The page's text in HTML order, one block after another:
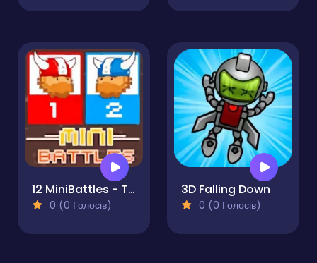
12 MiniBattles - Two Players
0 (0 Голосів)
3D Falling Down
0 (0 Голосів)